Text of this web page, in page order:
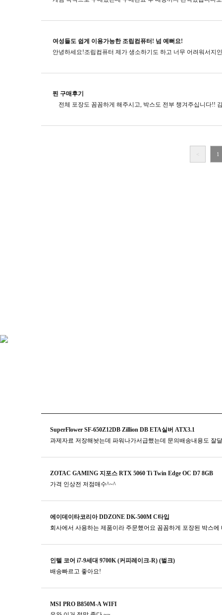
여성들도 쉽게 이용가능한 조립컴퓨터! 넘 예뻐요!
찐 구매후기
< 1
SuperFlower SF-650Z12DB Zillion DB ETA실버 ATX3.1
과제자료 저장해놧는데 파워나가서급했는데 문의배송내용도 잘
ZOTAC GAMING 지포스 RTX 5060 Ti Twin Edge OC D7 8GB
가격 인상전 저점매수^~^
에이데이타코리아 DDZONE DK-500M C타입
회사에서 사용하는 제품이라 주문했어요 꼼꼼하게 포장된 박스
인텔 코어 i7-9세대 9700K (커피레이크-R) (벌크)
배송빠르고 좋아요!
MSI PRO B850M-A WIFI